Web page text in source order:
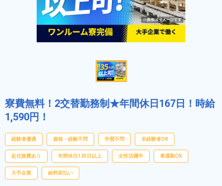
寮費無料！2交替勤務制★年間休日167日！時給
1,590円！
経験者優遇 資格・経験不問 学歴不問 未経験者OK
赴任旅費あり 年間休日120日以上 女性活躍中 車通勤OK
大手企業 給料前払い